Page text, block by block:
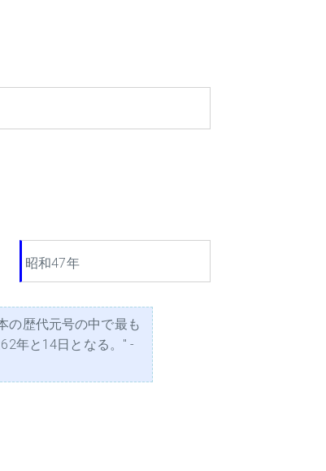
昭和47年
の歴代元号の中で最も
年と14日となる。" -